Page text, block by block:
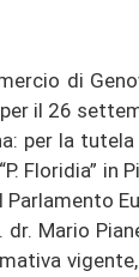
di
il 26
per la tutela
Floridia” in
dr. Mario